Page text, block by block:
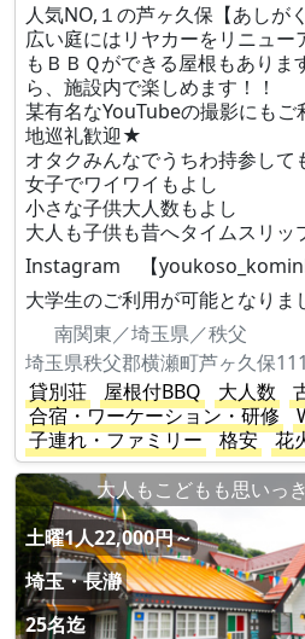
人気NO,１の芦ヶ久保【あしがく
広い庭にはリヤカーをリニュ
もＢＢＱができる屋根もありま
ら、施設内で楽しめます！！
某有名なYouTubeの撮影にも
地巡礼歓迎★
オタクみんなでうちわ持参して
女子でワイワイもよし
小さな子供大人数もよし
大人も子供も昔へタイムスリッ
Instagram 【
大学生のご利用が可能となりま
南関東／埼玉県／秩父
埼玉県秩父郡横瀬町芦ヶ久保
貸別荘
屋根付BBQ 大人数
合宿・ワーケーション・研修
子連れ・ファミリー
格安
花
大人もこどもも思いっ
土曜1人22,000円～
埼玉・長瀞
25名迄